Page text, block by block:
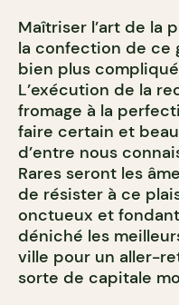
Maîtriser l’art de la
la confection de ce
bien plus compliqué
L’exécution de la
fromage à la
faire certain et
d’entre nous
Rares seront les
de résister à ce
onctueux et
déniché les
ville pour un aller-
sorte de capitale